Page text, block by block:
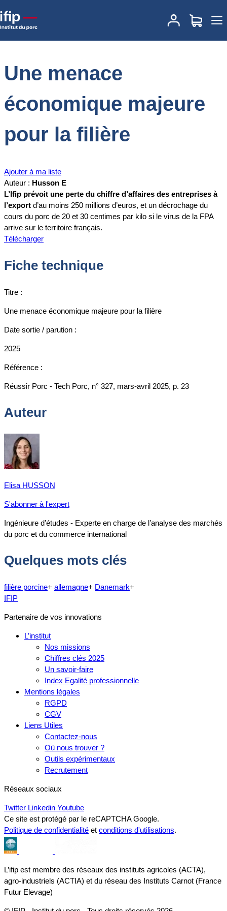
Accueil
Une menace économique majeure pour
la filière
Une menace
économique majeure
pour la filière
Ajouter à ma liste
Auteur : Husson E
L’Ifip prévoit une perte du chiffre d’affaires des entreprises à
l’export d’au moins 250 millions d’euros, et un décrochage du
cours du porc de 20 et 30 centimes par kilo si le virus de la FPA
arrive sur le territoire français.
Télécharger
Fiche technique
Titre :
Une menace économique majeure pour la filière
Date sortie / parution :
2025
Référence :
Réussir Porc - Tech Porc, n° 327, mars-avril 2025, p. 23
Auteur
Elisa HUSSON
S'abonner à l'expert
Ingénieure d’études - Experte en charge de l’analyse des marchés
du porc et du commerce international
Quelques mots clés
filière porcine+ allemagne+ Danemark+
IFIP
Partenaire de vos innovations
L’institut
Nos missions
Chiffres clés 2025
Un savoir-faire
Index Egalité professionnelle
Mentions légales
RGPD
CGV
Liens Utiles
Contactez-nous
Où nous trouver ?
Outils expérimentaux
Recrutement
Réseaux sociaux
Twitter Linkedin Youtube
Ce site est protégé par le reCAPTCHA Google.
Politique de confidentialité et conditions d'utilisations.
L’ifip est membre des réseaux des instituts agricoles (ACTA),
agro-industriels (ACTIA) et du réseau des Instituts Carnot (France
Futur Elevage)